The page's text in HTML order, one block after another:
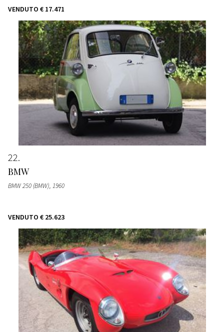
VENDUTO € 17.471
22
BMW
BMW 250 (BMW), 1960
VENDUTO € 25.623